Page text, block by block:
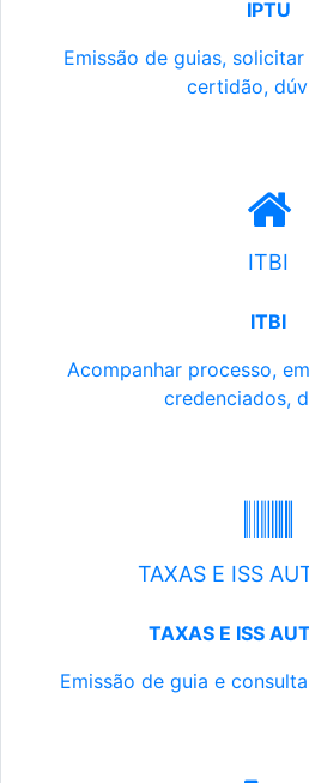
IPTU
Emissão de guias,
certidão,
ITBI
ITBI
Acompanhar processo,
credenciados,
TAXAS E ISS
TAXAS E ISS
Emissão de guia e